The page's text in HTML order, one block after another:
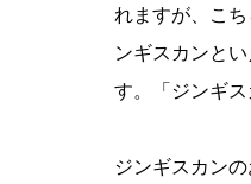
れますが、こ
ンギスカンと
す。「ジンギ
ジンギスカン